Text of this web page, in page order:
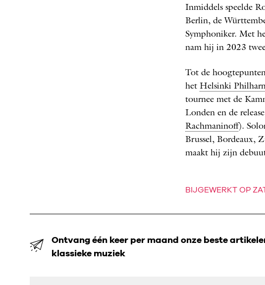
Inmiddels speelde
Berlin, de
Symphoniker. Met
nam hij in 2023
Tot de
het Helsinki
tournee met de
Londen en de
Rachmaninoff).
Brussel, Bordeaux,
maakt hij zijn
BIJGEWERKT OP
Ontvang één keer per maand onze beste
klassieke muziek